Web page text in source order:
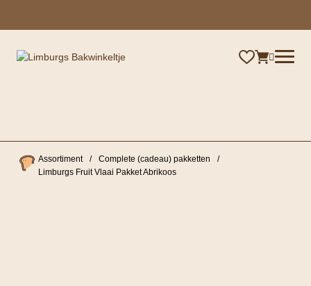
Assortiment / Complete (cadeau) pakketten
/
Limburgs Fruit Vlaai Pakket Abrikoos